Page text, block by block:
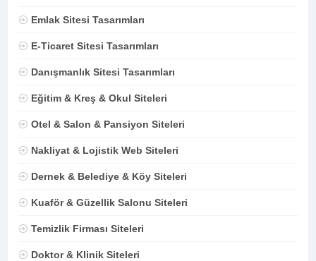
Emlak Sitesi Tasarımları
E-Ticaret Sitesi Tasarımları
Danışmanlık Sitesi Tasarımları
Eğitim & Kreş & Okul Siteleri
Otel & Salon & Pansiyon Siteleri
Nakliyat & Lojistik Web Siteleri
Dernek & Belediye & Köy Siteleri
Kuaför & Güzellik Salonu Siteleri
Temizlik Firması Siteleri
Doktor & Klinik Siteleri